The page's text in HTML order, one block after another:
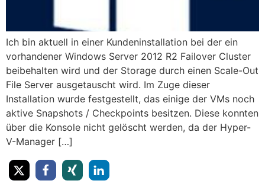
Ich bin aktuell in einer Kundeninstallation bei der ein
vorhandener Windows Server 2012 R2 Failover Cluster
beibehalten wird und der Storage durch einen Scale-Out
File Server ausgetauscht wird. Im Zuge dieser
Installation wurde festgestellt, das einige der VMs noch
aktive Snapshots / Checkpoints besitzen. Diese konnten
über die Konsole nicht gelöscht werden, da der Hyper-
V-Manager […]